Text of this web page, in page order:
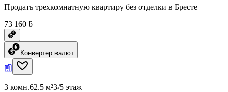
Продать трехкомнатную квартиру без отделки в Бресте
73 160 ƃ
Конвертер валют
3 комн.62.5 м²3/5 этаж